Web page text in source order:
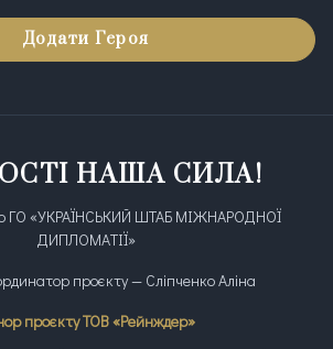
Додати Героя
НАША СИЛА!
ГО «УКРАЇНСЬКИЙ ШТАБ МІЖНАРОДНОЇ
ДИПЛОМАТІЇ»
проєкту — Сліпченко Аліна
проєкту ТОВ «Рейнждер»